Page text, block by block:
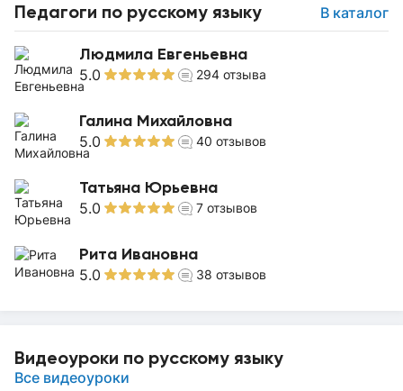
Педагоги по русскому языку В каталог
Людмила Евгеньевна
5.0 294 отзыва
Галина Михайловна
5.0 40 отзывов
Татьяна Юрьевна
5.0 7 отзывов
Рита Ивановна
5.0 38 отзывов
Видеоуроки по русскому языку
Все видеоуроки